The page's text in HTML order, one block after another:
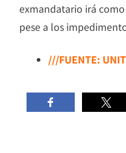
exmandatario irá
pese a los
///FUENTE: